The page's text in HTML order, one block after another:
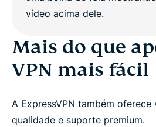
Mais do que
VPN mais fácil
A ExpressVPN também oferece
qualidade e suporte premium.